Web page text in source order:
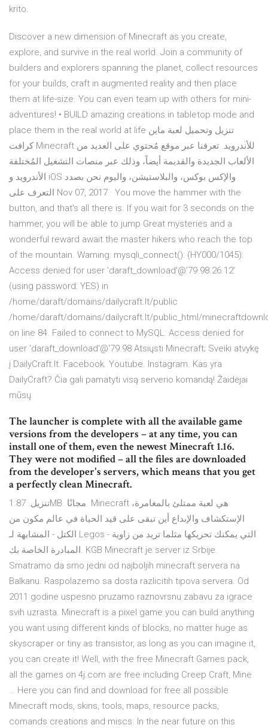
krito.
Discover a new dimension of Minecraft as you create,
explore, and survive in the real world. Join a community of
builders and explorers spanning the planet, collect resources
for your builds, craft in augmented reality and then place
them at life-size. You can even team up with others for mini-
adventures! • BUILD amazing creations in tabletop mode and
place them in the real world at life تنزيل وتحميل لعبة ماين
كرافت Minecraft للأندرويد. تعرفنا عبر موقع مُحتوي على العديد من
الألعاب الجديدة والقديمة أيضاً، وذلك عبر منصات التشغيل المُختلفة
الأندرويد و iOS والإكس بوكس، والبلاستيشن، واليوم نحن بصدد
التعرف على Nov 07, 2017 · You move the hammer with the
button, and that's all there is. If you wait for 3 seconds on the
hammer, you will be able to jump Great mysteries and a
wonderful reward await the master hikers who reach the top
of the mountain. Warning: mysqli_connect(): (HY000/1045):
Access denied for user 'daraft_download'@'79.98.26.12'
(using password: YES) in
/home/daraft/domains/dailycraft.lt/public
/home/daraft/domains/dailycraft.lt/public_html/
on line 84. Failed to connect to MySQL: Access denied for
user 'daraft_download'@'79.98 Atsiųsti Minecraft; Sveiki atvykę
į DailyCraft.lt. Facebook. Youtube. Instagram. Kas yra
DailyCraft? Čia gali pamatyti visą serverio komandą! Žaidėjai
mūsų
The launcher is complete with all the available game
versions from the developers – at any time, you can
install one of them, even the newest Minecraft 1.16.
They were not modified – all the files are downloaded
from the developer's servers, which means that you get
a perfectly clean Minecraft.
تنزيل. 1.87MB. مجانًا. Minecraft هي لعبة ممتلئ بالمغامرة،
الإستكشاف والإبداع أين تبقى على قيد الحياة في عالم مكون من
الكتل - المشابهة لـ Legos - التي يمكنك تحريكها مثلما تريد من زاوية
المبادرة الخاصة بك. KGB Minecraft je server iz Srbije.
Smatramo da smo jedni od najboljih minecraft servera na
Balkanu. Raspolazemo sa dosta razlicitih tipova servera. Od
2011 godine uspesno pruzamo raznovrsnu zabavu za igrace
svih uzrasta. Minecraft is a pixel game you can build anything
you want using different kinds of blocks, no matter huge as
skyscraper or tiny as transistor, as long as you can imagine it,
you can create it! Well, with the free Minecraft Games pack,
all the games on 4j.com are free including Creep Craft, Mine
… Here you can find and download for free all possible
Minecraft mods, skins, tools, maps, resource packs,
comands creations and miscs. In the near future on this